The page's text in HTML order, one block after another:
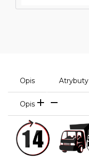
Opis Atrybuty
Opis